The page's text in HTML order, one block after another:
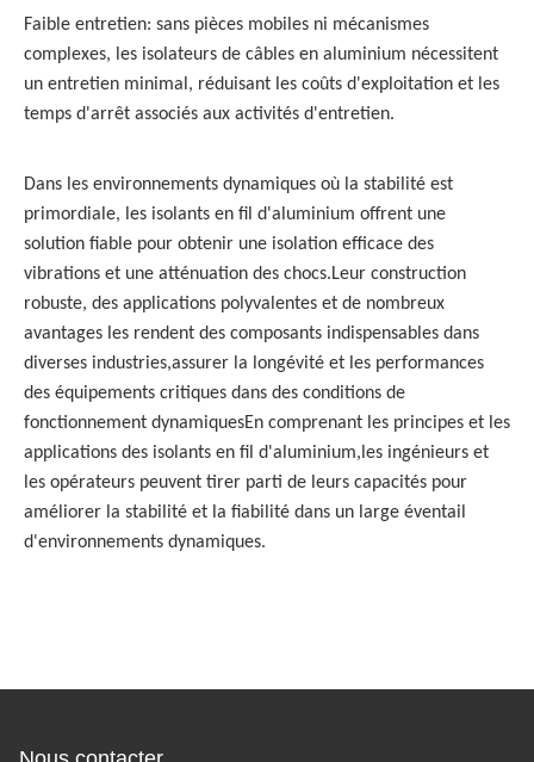
Faible entretien: sans pièces mobiles ni mécanismes
complexes, les isolateurs de câbles en aluminium nécessitent
un entretien minimal, réduisant les coûts d'exploitation et les
temps d'arrêt associés aux activités d'entretien.
Dans les environnements dynamiques où la stabilité est
primordiale, les isolants en fil d'aluminium offrent une
solution fiable pour obtenir une isolation efficace des
vibrations et une atténuation des chocs.Leur construction
robuste, des applications polyvalentes et de nombreux
avantages les rendent des composants indispensables dans
diverses industries,assurer la longévité et les performances
des équipements critiques dans des conditions de
fonctionnement dynamiquesEn comprenant les principes et les
applications des isolants en fil d'aluminium,les ingénieurs et
les opérateurs peuvent tirer parti de leurs capacités pour
améliorer la stabilité et la fiabilité dans un large éventail
d'environnements dynamiques.